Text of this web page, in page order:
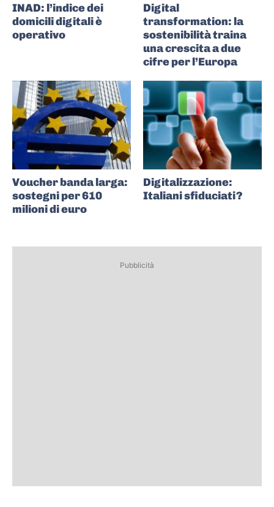
INAD: l’indice dei
domicili digitali è
operativo
Digital
transformation: la
sostenibilità traina
una crescita a due
cifre per l’Europa
Voucher banda larga:
sostegni per 610
milioni di euro
Digitalizzazione:
Italiani sfiduciati?
Pubblicità